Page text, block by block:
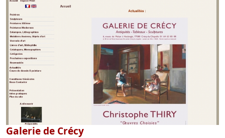
Galerie de Crécy